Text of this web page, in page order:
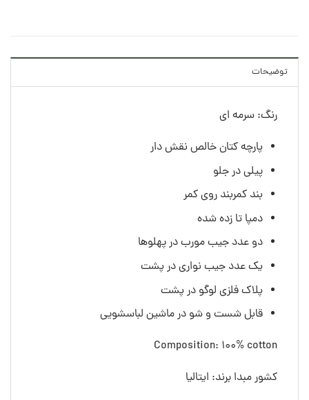
توضیحات
رنگ: سرمه ای
پارچه کتان خالص نقش دار
پیلی در جلو
بند کمربند روی کمر
دمپا تا زده شده
دو عدد جیب مورب در پهلوها
یک عدد جیب نواری در پشت
پلاک فلزی لوگو در پشت
قابل شست و شو در ماشین لباسشویی
Composition: 100% cotton
کشور مبدا برند: ایتالیا